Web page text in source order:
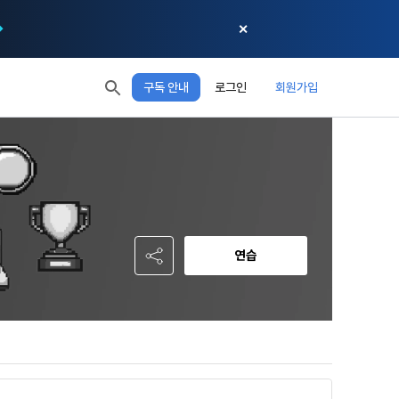
✕
구독 안내 로그인 회원가입
XP
1
오늘의 XP
0 / 800 0
에 관한
약관은
한다.
. 데이콘주
보보호 등에
수합니다.
공유(‘위탁
’와 관련한
보 목적
할 수 있습
연습